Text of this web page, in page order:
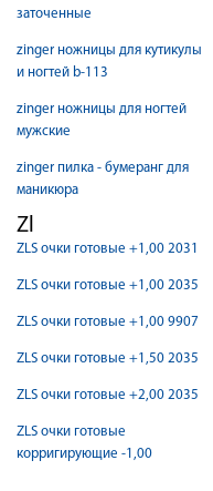
заточенные
zinger ножницы для кутикулы
и ногтей b-113
zinger ножницы для ногтей
мужские
zinger пилка - бумеранг для
маникюра
Zl
ZLS очки готовые +1,00 2031
ZLS очки готовые +1,00 2035
ZLS очки готовые +1,00 9907
ZLS очки готовые +1,50 2035
ZLS очки готовые +2,00 2035
ZLS очки готовые
корригирующие -1,00